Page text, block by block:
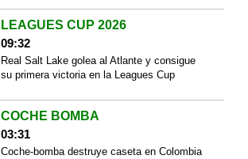
LEAGUES CUP 2026
09:32
Real Salt Lake golea al Atlante y consigue
su primera victoria en la Leagues Cup
COCHE BOMBA
03:31
Coche-bomba destruye caseta en Colombia